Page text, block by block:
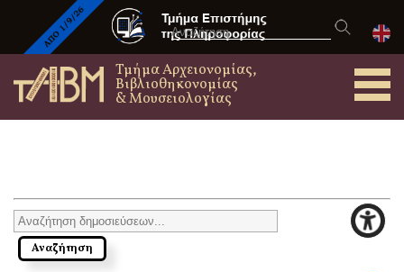
Τμήμα Αρχειονομίας,
Βιβλιοθηκονομίας
& Μουσειολογίας